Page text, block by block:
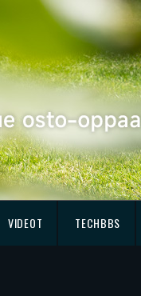
VIDEOT TECHBBS